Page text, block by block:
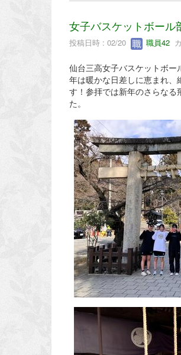
女子バスケットボー
投稿日時 : 02/20 職員42
仙台三高女子バスケットボ
年は暖かな日差しに恵まれ、
す！参拝では新年のさらな
た。